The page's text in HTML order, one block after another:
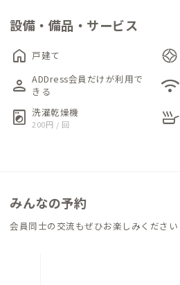
ペースが出迎えてくれます。元々個
勢で集える共有部としつつ、一部砂
るで神社の境内にいるような雰囲気
います。
コミュニティキッチンにはIHコンロ
（一口）が設置されています。本格
れませんが、大勢で一緒に料理をす
畳スペースには、座卓に加え、地元
設備・備品・サービス
home 戸建て
person ADDress会員だけが利用で
きる
wifi
local_laundry_service 洗濯乾燥機
200円 / 回 skillet
みんなの予約
会員同士の交流もぜひお楽しみください